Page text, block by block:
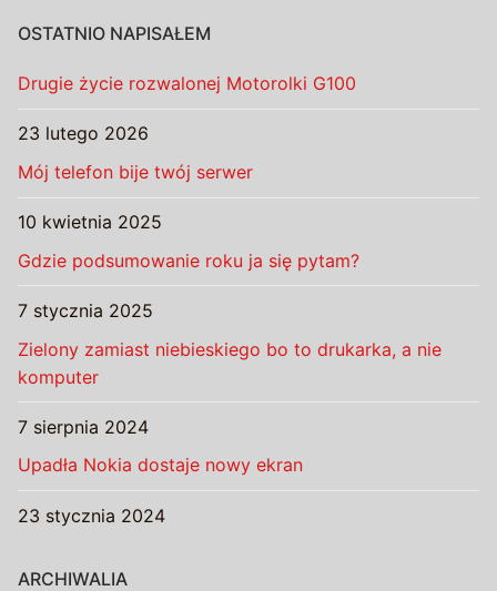
OSTATNIO NAPISAŁEM
Drugie życie rozwalonej Motorolki G100
23 lutego 2026
Mój telefon bije twój serwer
10 kwietnia 2025
Gdzie podsumowanie roku ja się pytam?
7 stycznia 2025
Zielony zamiast niebieskiego bo to drukarka, a nie
komputer
7 sierpnia 2024
Upadła Nokia dostaje nowy ekran
23 stycznia 2024
ARCHIWALIA